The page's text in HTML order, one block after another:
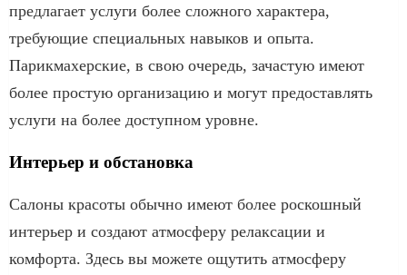
предлагает услуги более сложного характера,
требующие специальных навыков и опыта.
Парикмахерские, в свою очередь, зачастую имеют
более простую организацию и могут предоставлять
услуги на более доступном уровне.
Интерьер и обстановка
Салоны красоты обычно имеют более роскошный
интерьер и создают атмосферу релаксации и
комфорта. Здесь вы можете ощутить атмосферу